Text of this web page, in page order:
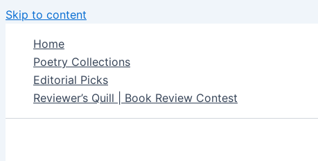
Skip to content
Home
Poetry Collections
Editorial Picks
Reviewer’s Quill | Book Review Contest